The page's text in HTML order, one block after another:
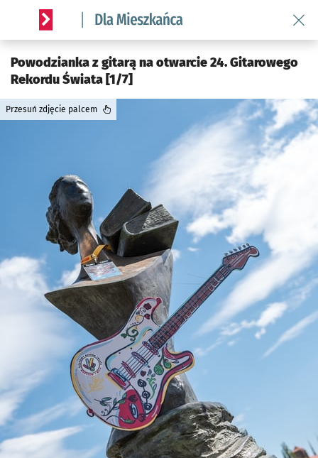
Serwis informacyjny wroclaw.pl podserwis: Dla mieszkańca
Powodzianka z gitarą na otwarcie 24. Gitarowego
Rekordu Świata [1/7]
Przesuń zdjęcie palcem